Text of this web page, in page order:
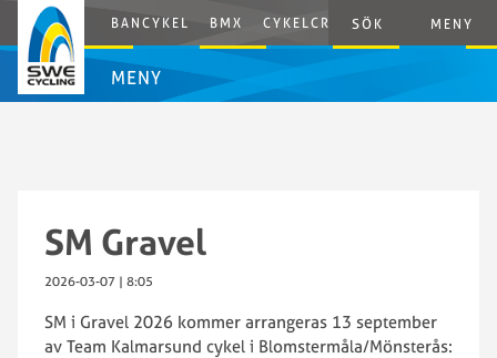
BANCYKEL BMX CYKELCROSS E-CYCLING
SÖK MENY
MENY
SM Gravel
2026-03-07 | 8:05
SM i Gravel 2026 kommer arrangeras 13 september
av Team Kalmarsund cykel i Blomstermåla/Mönsterås: